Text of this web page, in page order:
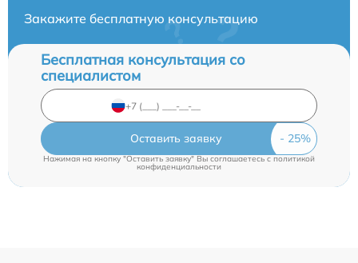
Закажите бесплатную консультацию
Бесплатная консультация со
специалистом
Оставить заявку
Нажимая на кнопку "Оставить заявку" Вы соглашаетесь c политикой
конфиденциальности